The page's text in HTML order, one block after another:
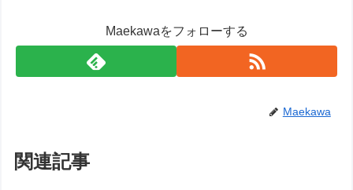
Maekawaをフォローする
Maekawa
関連記事